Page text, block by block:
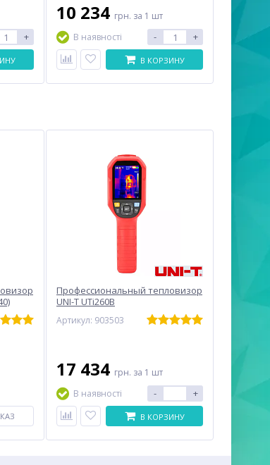
+
10 234 грн. за 1 шт
В наявності
- +
В КОРЗИНУ
Профессиональный тепловизор
UNI-T UTi260B
Артикул: 903503
17 434 грн. за 1 шт
В наявності
- +
В КОРЗИНУ